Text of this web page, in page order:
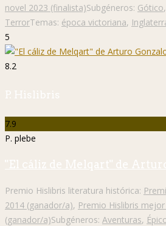
novel 2023 (finalista)Subgéneros: Gótico,
TerrorTemas: época victoriana,
5
8.2
P. Hislibris
7.9
P. plebe
"El cáliz de Melqart" de
Premio Hislibris literatura histórica:
2014 (ganador/a), Premio Hislibris
(ganador/a)Subgéneros: Aventuras,